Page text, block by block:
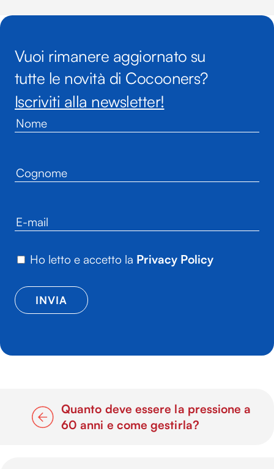
Vuoi rimanere aggiornato su
tutte le novità di Cocooners?
Iscriviti alla newsletter!
Ho letto e accetto la Privacy Policy
Quanto deve essere la pressione a
60 anni e come gestirla?